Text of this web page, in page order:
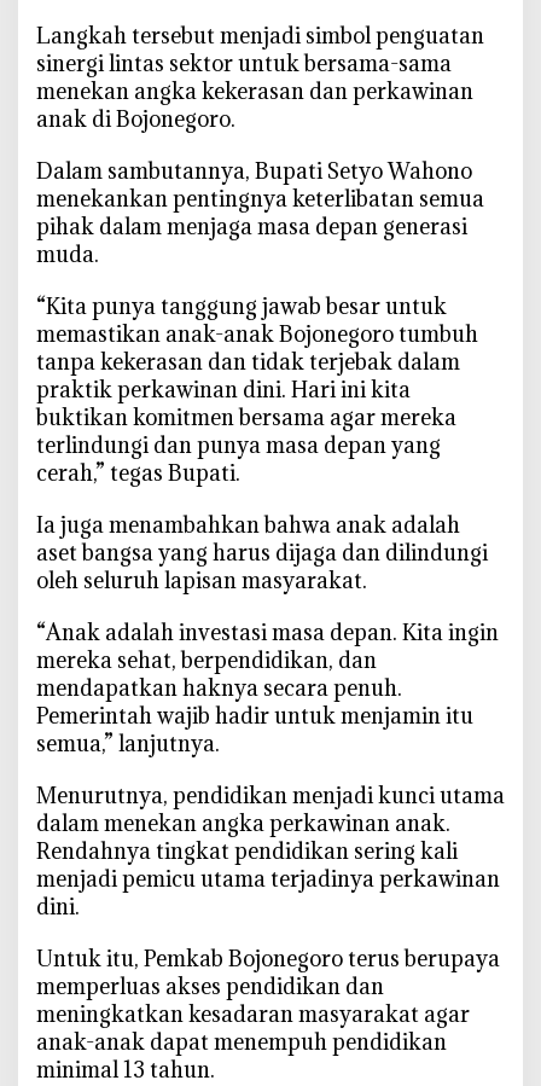
e
r
s
a
S
t
P
e
r
k
a
w
a
n
a
‎Langkah tersebut menjadi simbol penguatan
sinergi lintas sektor untuk bersama-sama
menekan angka kekerasan dan perkawinan
anak di Bojonegoro.
‎Dalam sambutannya, Bupati Setyo Wahono
menekankan pentingnya keterlibatan semua
pihak dalam menjaga masa depan generasi
muda.
‎“Kita punya tanggung jawab besar untuk
memastikan anak-anak Bojonegoro tumbuh
tanpa kekerasan dan tidak terjebak dalam
praktik perkawinan dini. Hari ini kita
buktikan komitmen bersama agar mereka
terlindungi dan punya masa depan yang
cerah,” tegas Bupati.
‎Ia juga menambahkan bahwa anak adalah
aset bangsa yang harus dijaga dan dilindungi
oleh seluruh lapisan masyarakat.
‎“Anak adalah investasi masa depan. Kita ingin
mereka sehat, berpendidikan, dan
mendapatkan haknya secara penuh.
Pemerintah wajib hadir untuk menjamin itu
semua,” lanjutnya.
‎Menurutnya, pendidikan menjadi kunci utama
dalam menekan angka perkawinan anak.
Rendahnya tingkat pendidikan sering kali
menjadi pemicu utama terjadinya perkawinan
dini.
‎Untuk itu, Pemkab Bojonegoro terus berupaya
memperluas akses pendidikan dan
meningkatkan kesadaran masyarakat agar
anak-anak dapat menempuh pendidikan
minimal 13 tahun.